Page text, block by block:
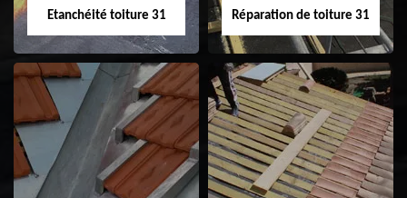
Etanchéité toiture 31
Etanchéité toiture
31
Réparation de toiture 31
Réparation de
toiture 31